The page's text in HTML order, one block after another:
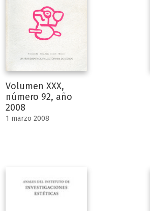
Volumen XXX,
número 92, año
2008
1 marzo 2008